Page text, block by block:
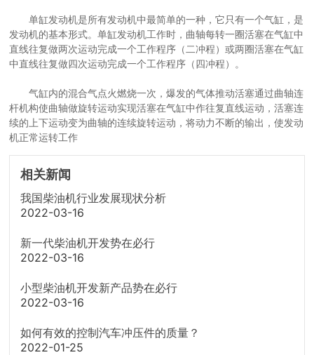
单缸发动机是所有发动机中最简单的一种，它只有一个气缸，是
发动机的基本形式。单缸发动机工作时，曲轴每转一圈活塞在气缸中
直线往复做两次运动完成一个工作程序（二冲程）或两圈活塞在气缸
中直线往复做四次运动完成一个工作程序（四冲程）。
气缸内的混合气点火燃烧一次，爆发的气体推动活塞通过曲轴连
杆机构使曲轴做旋转运动实现活塞在气缸中作往复直线运动，活塞连
续的上下运动变为曲轴的连续旋转运动，将动力不断的输出，使发动
机正常运转工作
相关新闻
我国柴油机行业发展现状分析
2022-03-16
新一代柴油机开发势在必行
2022-03-16
小型柴油机开发新产品势在必行
2022-03-16
如何有效的控制汽车冲压件的质量？
2022-01-25